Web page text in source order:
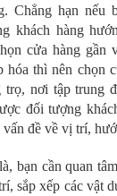
Chẳng hạn nếu
khách hàng
cửa hàng gần
hóa thì nên chọn
trọ, nơi tập trung
đối tượng
vấn đề về vị trí,
bạn cần quan
sắp xếp các vật